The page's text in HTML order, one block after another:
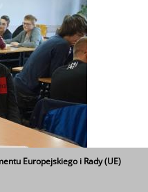
Europejskiego i Rady (UE)